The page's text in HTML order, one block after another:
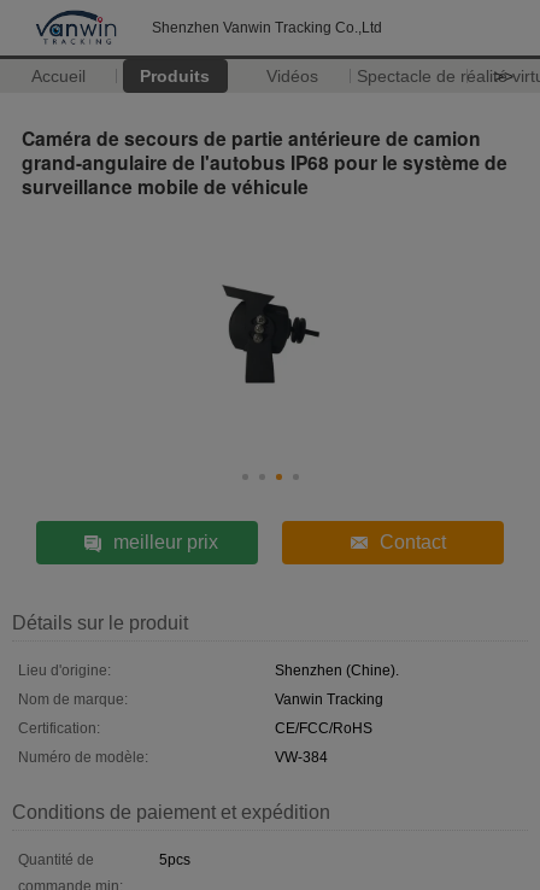
Shenzhen Vanwin Tracking Co.,Ltd
Accueil Produits Vidéos Spectacle de réalité
>>
Caméra de secours de partie antérieure de camion
grand-angulaire de l'autobus IP68 pour le système de
surveillance mobile de véhicule
meilleur prix Contact
Détails sur le produit
Lieu d'origine:
Shenzhen (Chine).
Nom de marque:
Vanwin Tracking
Certification:
CE/FCC/RoHS
Numéro de modèle:
VW-384
Conditions de paiement et expédition
Quantité de
commande min:
5pcs